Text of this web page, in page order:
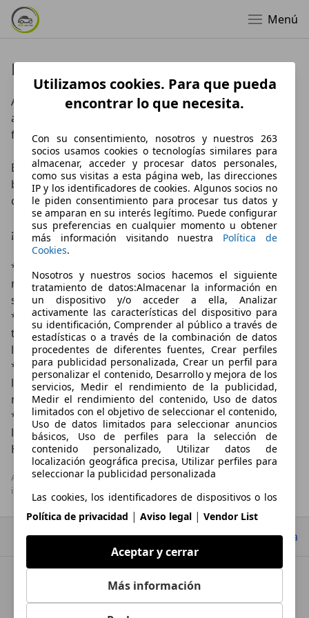
Menú
Datos de empresa
AS AUTOS nace de una gran pasión por los
automóviles, enriquecida por una larga experiencia
familiar en el sector.
El precio, la confiabilidad, el dinamismo en la
búsqueda de soluciones para las necesidades del
cliente son nuestra tarjeta de presentación.
¡Te esperamos en nuestro salón!
* La mejor relación calidad-precio garantizada! Los
mejores contratos de financiación disponibles para la
satisfacción total del cliente.
* Todos nuestros autos usados, compañía y Km 0,
tienen una garantía legal de 1 año para la serenidad y
la calidad de nuestra relación.
* Asesoramos al cliente en la elección del automóvil y
la financiación más adecuada a sus necesidades con
nuestra experiencia técnica y financiera.
* Nuestra organización siempre puede responder a
las solicitudes de los clientes de forma rápida y eficaz.
Haga la prueba!
AutoScout24 S.A.U no se hace responsable de la exactitud de la
información.
Ir arriba
ASautos
Utilizamos cookies. Para que pueda
encontrar lo que necesita.
Con su consentimiento, nosotros y nuestros 263
socios usamos cookies o tecnologías similares para
almacenar, acceder y procesar datos personales,
como sus visitas a esta página web, las direcciones
IP y los identificadores de cookies. Algunos socios no
le piden consentimiento para procesar tus datos y
se amparan en su interés legítimo. Puede configurar
sus preferencias en cualquier momento u obtener
más información visitando nuestra Política de
Cookies.
Nosotros y nuestros socios hacemos el siguiente
tratamiento de datos:Almacenar la información en
un dispositivo y/o acceder a ella, Analizar
activamente las características del dispositivo para
su identificación, Comprender al público a través de
estadísticas o a través de la combinación de datos
procedentes de diferentes fuentes, Crear perfiles
para publicidad personalizada, Crear un perfil para
personalizar el contenido, Desarrollo y mejora de los
servicios, Medir el rendimiento de la publicidad,
Medir el rendimiento del contenido, Uso de datos
limitados con el objetivo de seleccionar el contenido,
Uso de datos limitados para seleccionar anuncios
básicos, Uso de perfiles para la selección de
contenido personalizado, Utilizar datos de
localización geográfica precisa, Utilizar perfiles para
seleccionar la publicidad personalizada
Las cookies, los identificadores de dispositivos o los
identificadores online de similares características (p.
ej., los identificadores basados en inicio de sesión,
los identificadores asignados aleatoriamente, los
identificadores basados en la red), junto con otra
información (p. ej., la información y el tipo del
navegador, el idioma, el tamaño de la pantalla, las
tecnologías compatibles, etc.), pueden almacenarse
Política de privacidad | Aviso legal | Vendor List
Aceptar y cerrar
Más información